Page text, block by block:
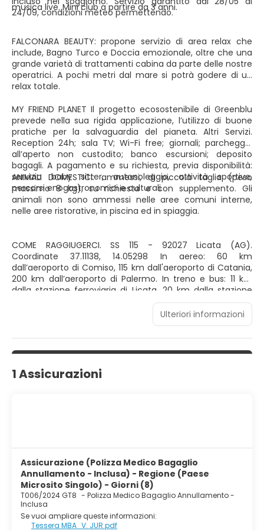
24/09, condizioni meteo permettendo.
musica live. Mini club a partire da 3 anni.
FALCONARA BEAUTY: propone servizio di area relax che
include, Bagno Turco e Doccia emozionale, oltre che una
grande varietà di trattamenti cabina da parte delle nostre
operatrici. A pochi metri dal mare si potrà godere di un
relax totale.
MY FRIEND PLANET Il progetto ecosostenibile di Greenblu
prevede nella sua rigida applicazione, l’utilizzo di buone
pratiche per la salvaguardia del pianeta. Altri Servizi.
Reception 24h; sala TV; Wi-Fi free; giornali; parcheggio
all’aperto non custodito; banco escursioni; deposito
bagagli. A pagamento e su richiesta, previa disponibilità:
servizio baby sitter, autonoleggio, attività sportive,
percorsi enogastronomici e culturali.
ANIMALI DOMESTICI: ammessi, di piccola taglia (peso
massimo 8 kg), su richiesta e con supplemento. Gli
animali non sono ammessi nelle aree comuni interne,
nelle aree ristorative, in piscina ed in spiaggia.
COME RAGGIUGERCI. SS 115 - 92027 Licata (AG).
Coordinate 37.11138, 14.05298 In aereo: 60 km
dall’aeroporto di Comiso, 115 km dall'aeroporto di Catania,
200 km dall’aeroporto di Palermo. In treno e bus: 11 km
dalla stazione ferroviaria di Licata, 20 km dalla stazione
ferroviaria di Gela. Servizio transfer: su richiesta.
Ulteriori informazioni
1 Assicurazioni
Assicurazione (Polizza Medico Bagaglio
Annullamento - Inclusa) - Regione (Paese
Microsito Singolo) - Giorni (8)
T006/2024 GT8 - Polizza Medico Bagaglio Annullamento -
Inclusa
Se vuoi ampliare queste informazioni:
Tessera MBA_V. JUR.pdf